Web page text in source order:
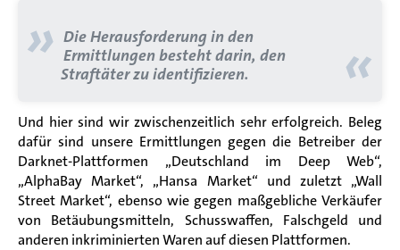
» Die Herausforderung in den
Ermittlungen besteht darin, den
Straftäter zu identifizieren.
«
Und hier sind wir zwischenzeitlich sehr erfolgreich. Beleg
dafür sind unsere Ermittlungen gegen die Betreiber der
Darknet-Plattformen „Deutschland im Deep Web“,
„AlphaBay Market“, „Hansa Market“ und zuletzt „Wall
Street Market“, ebenso wie gegen maßgebliche Verkäufer
von Betäubungsmitteln, Schusswaffen, Falschgeld und
anderen inkriminierten Waren auf diesen Plattformen.